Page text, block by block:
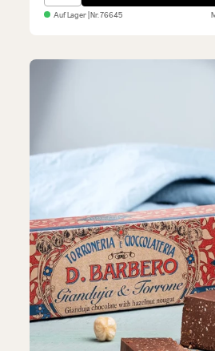
Auf Lager| Nr.76645